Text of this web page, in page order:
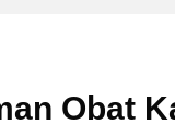
Obat